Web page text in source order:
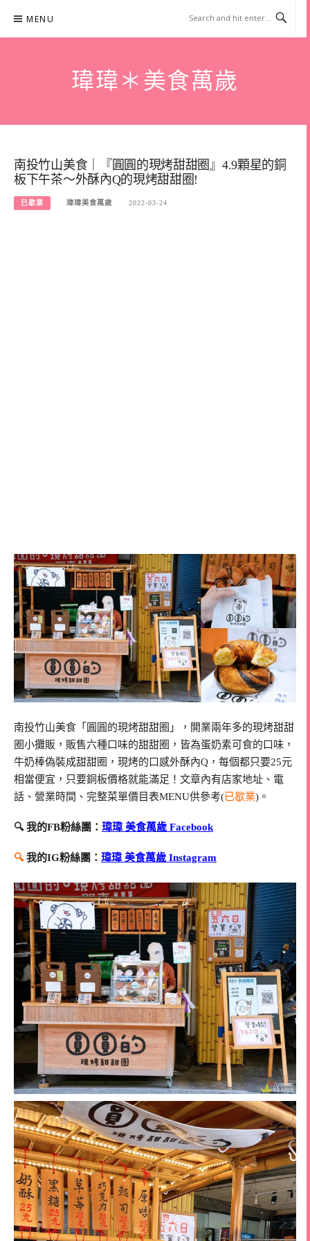
content
MENU
瑋瑋＊美食萬歲
南投竹山美食｜『圓圓的現烤甜甜圈』4.9顆星的銅
板下午茶～外酥內Q的現烤甜甜圈!
已歇業 瑋瑋美食萬歲 2022-03-24
南投竹山美食「圓圓的現烤甜甜圈」，開業兩年多的現烤甜甜
圈小攤販，販售六種口味的甜甜圈，皆為蛋奶素可食的口味，
牛奶棒偽裝成甜甜圈，現烤的口感外酥內Q，每個都只要25元
相當便宜，只要銅板價格就能滿足！文章內有店家地址、電
話、營業時間、完整菜單價目表MENU供參考(已歇業)。
🔍 我的FB粉絲團： 瑋瑋 美食萬歲 Facebook
🔍我的IG粉絲團： 瑋瑋 美食萬歲 Instagram